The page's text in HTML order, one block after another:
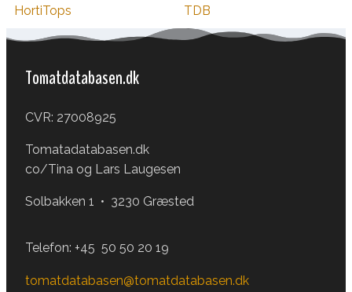
HortiTops TDB
Tomatdatabasen.dk
CVR: 27008925
Tomatadatabasen.dk
co/Tina og Lars Laugesen
Solbakken 1 • 3230 Græsted
Telefon: +45 50 50 20 19
tomatdatabasen@tomatdatabasen.dk